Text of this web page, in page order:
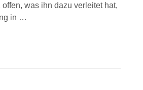
was ihn dazu verleitet hat,
in …